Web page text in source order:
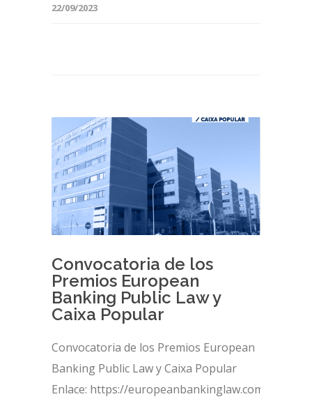
22/09/2023
Convocatoria de los
Premios European
Banking Public Law y
Caixa Popular
Convocatoria de los Premios European
Banking Public Law y Caixa Popular
Enlace: https://europeanbankinglaw.com/wp-